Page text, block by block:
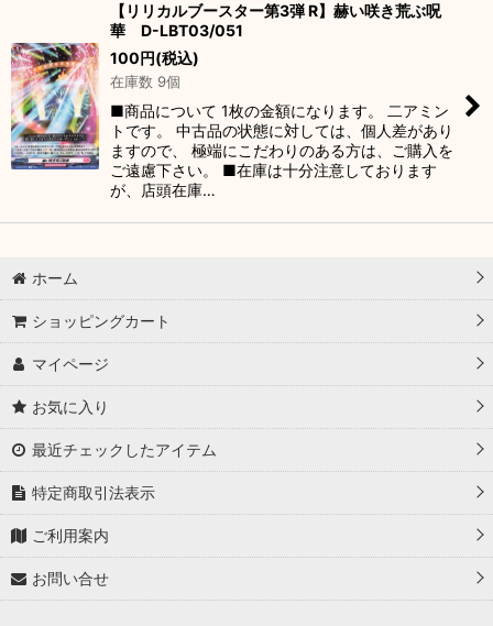
【リリカルブースター第3弾 R】赫い咲き荒ぶ呪
華 D-LBT03/051
100円(税込)
在庫数 9個
■商品について 1枚の金額になります。 二アミン
トです。 中古品の状態に対しては、個人差があり
ますので、 極端にこだわりのある方は、ご購入を
ご遠慮下さい。 ■在庫は十分注意しております
が、店頭在庫…
ホーム
ショッピングカート
マイページ
お気に入り
最近チェックしたアイテム
特定商取引法表示
ご利用案内
お問い合せ